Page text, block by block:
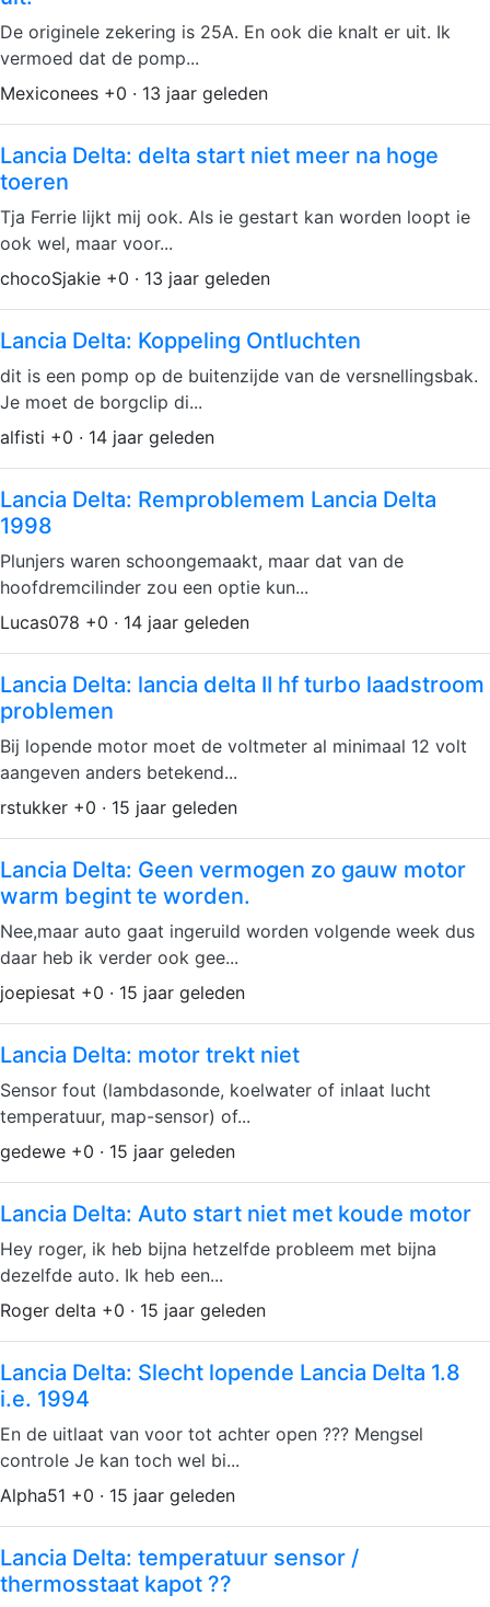
De originele zekering is 25A. En ook die knalt er uit. Ik
vermoed dat de pomp...
Mexiconees +0 · 13 jaar geleden
Lancia Delta: delta start niet meer na hoge
toeren
Tja Ferrie lijkt mij ook. Als ie gestart kan worden loopt ie
ook wel, maar voor...
chocoSjakie +0 · 13 jaar geleden
Lancia Delta: Koppeling Ontluchten
dit is een pomp op de buitenzijde van de versnellingsbak.
Je moet de borgclip di...
alfisti +0 · 14 jaar geleden
Lancia Delta: Remproblemem Lancia Delta
1998
Plunjers waren schoongemaakt, maar dat van de
hoofdremcilinder zou een optie kun...
Lucas078 +0 · 14 jaar geleden
Lancia Delta: lancia delta II hf turbo laadstroom
problemen
Bij lopende motor moet de voltmeter al minimaal 12 volt
aangeven anders betekend...
rstukker +0 · 15 jaar geleden
Lancia Delta: Geen vermogen zo gauw motor
warm begint te worden.
Nee,maar auto gaat ingeruild worden volgende week dus
daar heb ik verder ook gee...
joepiesat +0 · 15 jaar geleden
Lancia Delta: motor trekt niet
Sensor fout (lambdasonde, koelwater of inlaat lucht
temperatuur, map-sensor) of...
gedewe +0 · 15 jaar geleden
Lancia Delta: Auto start niet met koude motor
Hey roger, ik heb bijna hetzelfde probleem met bijna
dezelfde auto. Ik heb een...
Roger delta +0 · 15 jaar geleden
Lancia Delta: Slecht lopende Lancia Delta 1.8
i.e. 1994
En de uitlaat van voor tot achter open ??? Mengsel
controle Je kan toch wel bi...
Alpha51 +0 · 15 jaar geleden
Lancia Delta: temperatuur sensor /
thermosstaat kapot ??